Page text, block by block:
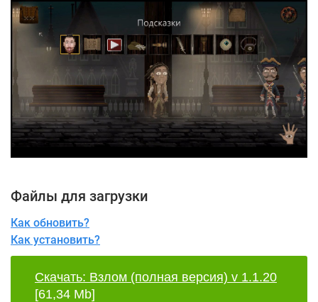
Файлы для загрузки
Как обновить?
Как установить?
Скачать: Взлом (полная версия) v 1.1.20
[61,34 Mb]